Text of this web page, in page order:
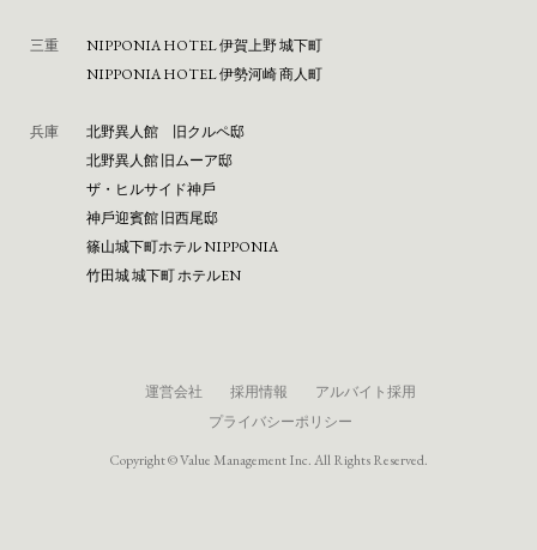
三重
NIPPONIA HOTEL 伊賀上野 城下町
NIPPONIA HOTEL 伊勢河崎 商人町
兵庫
北野異人館 旧クルペ邸
北野異人館 旧ムーア邸
ザ・ヒルサイド神⼾
神⼾迎賓館 旧⻄尾邸
篠⼭城下町ホテル NIPPONIA
⽵⽥城 城下町 ホテルEN
運営会社 採用情報
アルバイト採用
プライバシーポリシー
Copyright © Value Management Inc. All Rights Reserved.